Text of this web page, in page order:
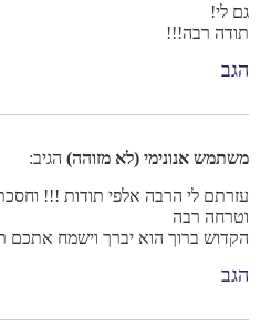
גם לי!
תודה רבה!!!
הגב
משתמש אנונימי (לא מזוהה) הגיב:
עזרתם לי הרבה אלפי תודות !!!
וטרחה רבה
הקדוש ברוך הוא יברך וישמח אתכם
הגב